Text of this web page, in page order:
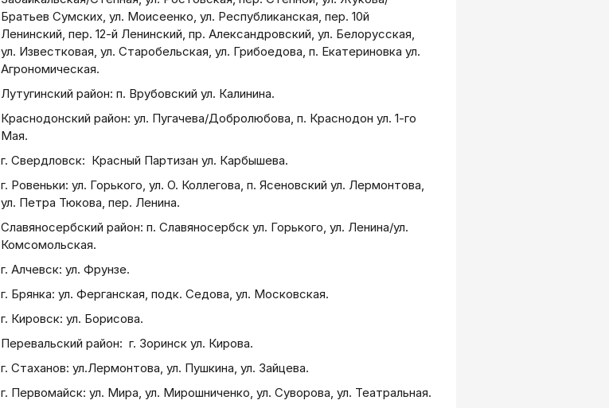
Братьев Сумских, ул. Моисеенко, ул. Республиканская, пер. 10й
Ленинский, пер. 12-й Ленинский, пр. Александровский, ул. Белорусская,
ул. Известковая, ул. Старобельская, ул. Грибоедова, п. Екатериновка ул.
Агрономическая.
Лутугинский район: п. Врубовский ул. Калинина.
Краснодонский район: ул. Пугачева/Добролюбова, п. Краснодон ул. 1-го
Мая.
г. Свердловск: Красный Партизан ул. Карбышева.
г. Ровеньки: ул. Горького, ул. О. Коллегова, п. Ясеновский ул. Лермонтова,
ул. Петра Тюкова, пер. Ленина.
Славяносербский район: п. Славяносербск ул. Горького, ул. Ленина/ул.
Комсомольская.
г. Алчевск: ул. Фрунзе.
г. Брянка: ул. Ферганская, подк. Седова, ул. Московская.
г. Кировск: ул. Борисова.
Перевальский район: г. Зоринск ул. Кирова.
г. Стаханов: ул.Лермонтова, ул. Пушкина, ул. Зайцева.
г. Первомайск: ул. Мира, ул. Мирошниченко, ул. Суворова, ул. Театральная.